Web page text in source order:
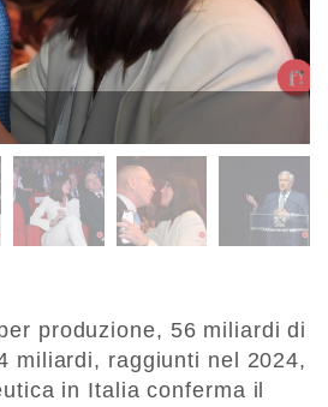
produzione, 56 miliardi di
miliardi, raggiunti nel 2024,
in Italia conferma il